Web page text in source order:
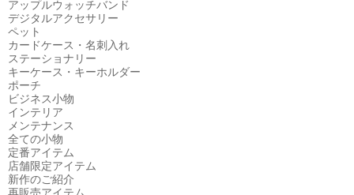
アップルウォッチバンド
デジタルアクセサリー
ペット
カードケース・名刺入れ
ステーショナリー
キーケース・キーホルダー
ポーチ
ビジネス小物
インテリア
メンテナンス
全ての小物
定番アイテム
店舗限定アイテム
新作のご紹介